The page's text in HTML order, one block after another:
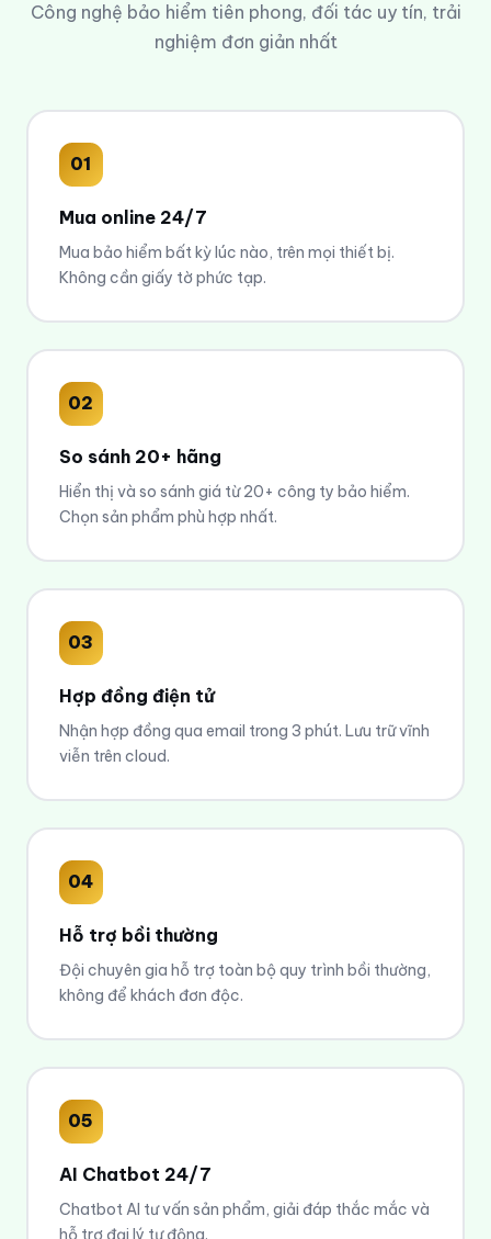
Công nghệ bảo hiểm tiên phong, đối tác uy tín, trải
nghiệm đơn giản nhất
01
Mua online 24/7
Mua bảo hiểm bất kỳ lúc nào, trên mọi thiết bị.
Không cần giấy tờ phức tạp.
02
So sánh20+ hãng
Hiển thị và so sánh giá từ 20+ công ty bảo hiểm.
Chọn sản phẩm phù hợp nhất.
03
Hợp đồng điện tử
Nhận hợp đồng qua email trong 3 phút. Lưu trữ vĩnh
viễn trên cloud.
04
Hỗ trợ bồi thường
Đội chuyên gia hỗ trợ toàn bộ quy trình bồi thường,
không để khách đơn độc.
05
AI Chatbot 24/7
Chatbot AI tư vấn sản phẩm, giải đáp thắc mắc và
hỗ trợ đại lý tự động.